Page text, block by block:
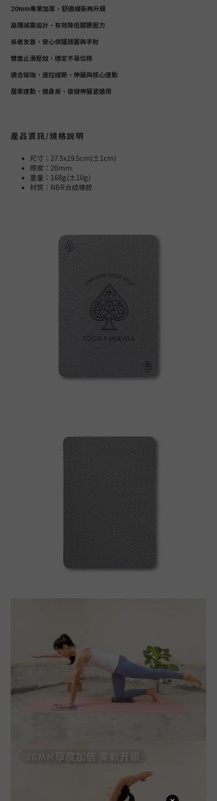
20mm專業加厚，舒適緩衝再升級
高彈減震設計，有效降低關節壓力
長者友善，安心保護膝蓋與手肘
雙面止滑壓紋，穩定不易位移
適合瑜珈、皮拉提斯、伸展與核心運動
居家運動、健身房、復健伸展皆適用
產品資訊/規格說明
尺寸：27.5x19.5cm(±1cm)
厚度：20mm
重量：168g(±10g)
材質：NBR合成橡膠